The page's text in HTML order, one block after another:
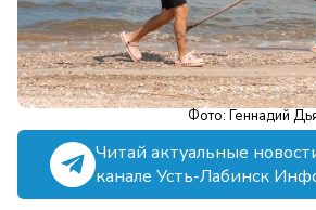
Фото: Геннадий
Читай актуальные
канале Усть-Лабинск